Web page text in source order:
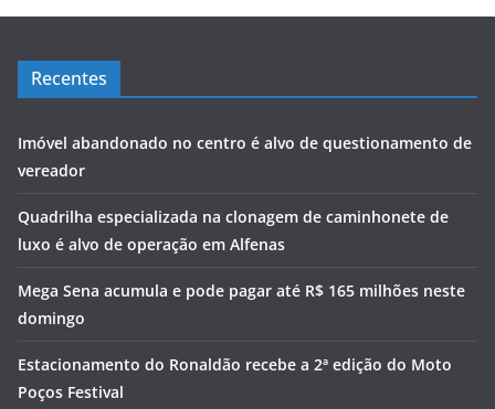
Recentes
Imóvel abandonado no centro é alvo de questionamento de
vereador
Quadrilha especializada na clonagem de caminhonete de
luxo é alvo de operação em Alfenas
Mega Sena acumula e pode pagar até R$ 165 milhões neste
domingo
Estacionamento do Ronaldão recebe a 2ª edição do Moto
Poços Festival